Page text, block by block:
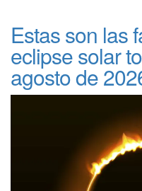
Estas son las
eclipse solar
agosto de